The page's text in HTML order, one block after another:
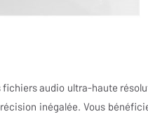
fichiers audio ultra-haute
inégalée. Vous